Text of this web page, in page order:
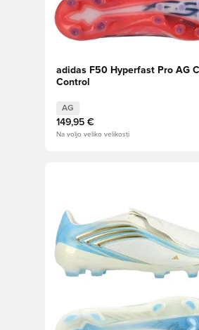
adidas F50 Hyperfast Pro AG
Control
AG
149,95 €
Na voljo veliko velikosti
Odpre Modal za prijavo ali